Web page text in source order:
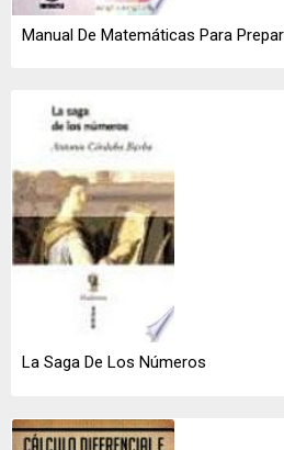
Manual De Matemáticas Para
La Saga De Los Números